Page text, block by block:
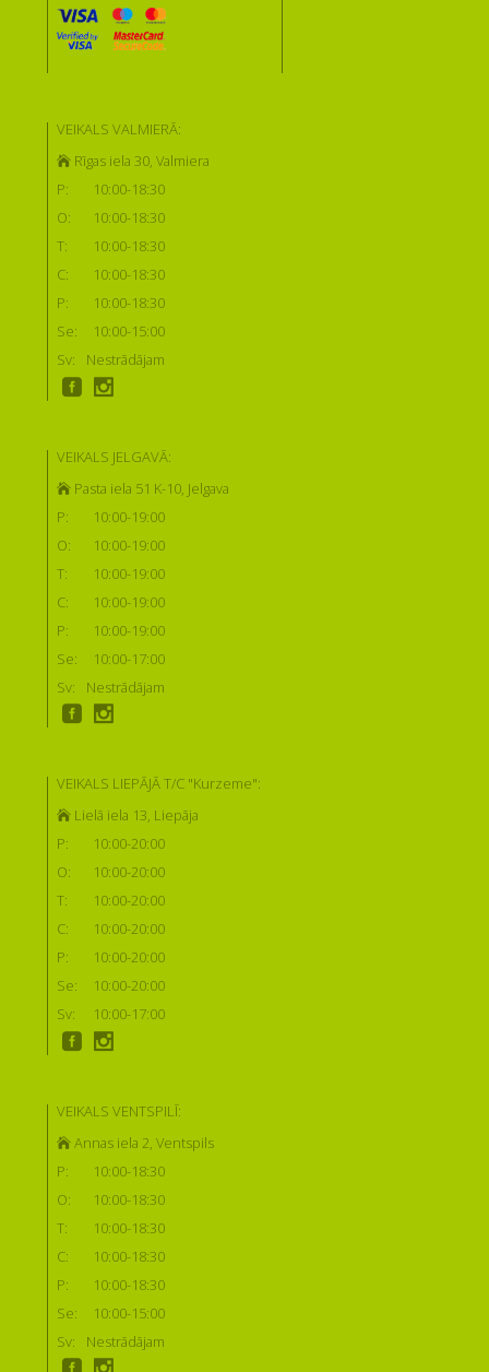
VEIKALS VALMIERĀ:
Rīgas iela 30, Valmiera
P:
10:00-18:30
O:
10:00-18:30
T:
10:00-18:30
C:
10:00-18:30
P:
10:00-18:30
Se:
10:00-15:00
Sv:
Nestrādājam
VEIKALS JELGAVĀ:
Pasta iela 51 K-10, Jelgava
P:
10:00-19:00
O:
10:00-19:00
T:
10:00-19:00
C:
10:00-19:00
P:
10:00-19:00
Se:
10:00-17:00
Sv:
Nestrādājam
VEIKALS LIEPĀJĀ T/C "Kurzeme":
Lielā iela 13, Liepāja
P:
10:00-20:00
O:
10:00-20:00
T:
10:00-20:00
C:
10:00-20:00
P:
10:00-20:00
Se:
10:00-20:00
Sv:
10:00-17:00
VEIKALS VENTSPILĪ:
Annas iela 2, Ventspils
P:
10:00-18:30
O:
10:00-18:30
T:
10:00-18:30
C:
10:00-18:30
P:
10:00-18:30
Se:
10:00-15:00
Sv:
Nestrādājam